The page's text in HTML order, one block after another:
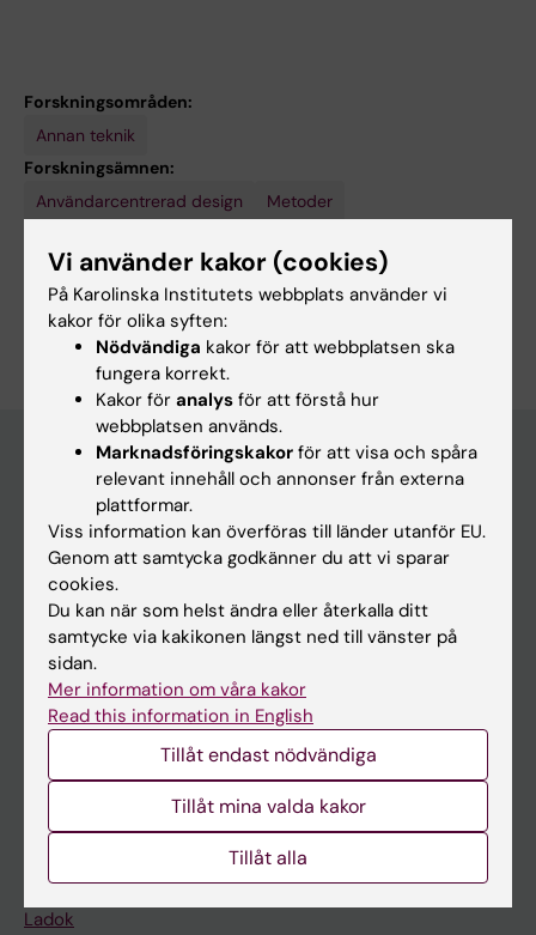
Forskningsområden:
Annan teknik
Forskningsämnen:
Användarcentrerad design
Metoder
Användarcentrerad design
Metoder
Är du Sofia Samuelsson?
Redigera din profil
Huvudmeny
Utbildning
Forskarutbildning
Forskning
Om KI
På gång
Nyheter
Student
Ladok
Vi använder kakor (cookies)
På Karolinska Institutets webbplats använder vi
kakor för olika syften:
Nödvändiga kakor för att webbplatsen ska
fungera korrekt.
Kakor för analys för att förstå hur
webbplatsen används.
Marknadsföringskakor för att visa och spåra
relevant innehåll och annonser från externa
plattformar.
Viss information kan överföras till länder utanför EU.
Genom att samtycka godkänner du att vi sparar
cookies.
Du kan när som helst ändra eller återkalla ditt
samtycke via kakikonen längst ned till vänster på
sidan.
Mer information om våra kakor
Read this information in English
Tillåt endast nödvändiga
Tillåt mina valda kakor
Tillåt alla